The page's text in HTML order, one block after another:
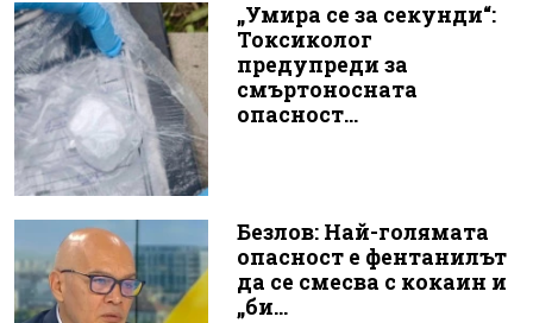
„Умира се за секунди“:
Токсиколог
предупреди за
смъртоносната
опасност...
Безлов: Най-голямата
опасност е фентанилът
да се смесва с кокаин и
„би...